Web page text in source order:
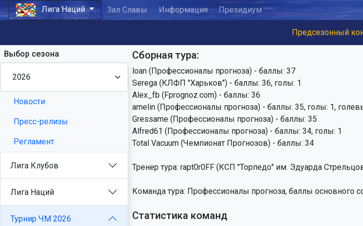
Лига Наций Зал Славы Информация Президиум
Предсезонный
Выбор сезона
Новости
Пресс-релизы
Регламент
Лига Клубов
Лига Наций
Турнир ЧМ 2026
Сборная тура:
loan (Профессионалы прогноза) - баллы: 37
Serega (КЛФП "Харьков") - баллы: 36, голы: 1
Alex_fb (Fprognoz.com) - баллы: 36
amelin (Профессионалы прогноза) - баллы: 35, голы: 1,
Gressame (Профессионалы прогноза) - баллы: 35
Alfred61 (Профессионалы прогноза) - баллы: 34, голы: 1
Total Vacuum (Чемпионат Прогнозов) - баллы: 34
Тренер тура: rapt0r0FF (КСП "Торпедо" им. Эдуарда
Команда тура: Профессионалы прогноза, баллы основного
Статистика команд